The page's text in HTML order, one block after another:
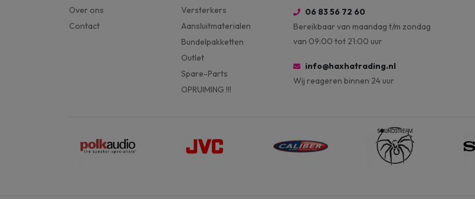
Over ons
Contact
Versterkers
Aansluitmaterialen
Bundelpakketten
Outlet
Spare-Parts
OPRUIMING !!!
06 83 56 72 60
Bereikbaar van maandag t/m zondag
van 09:00 tot 21:00 uur
info@haxhatrading.nl
Wij reageren binnen 24 uur